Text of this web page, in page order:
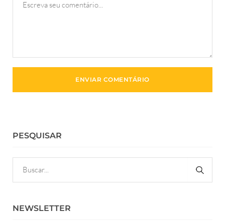
PESQUISAR
NEWSLETTER